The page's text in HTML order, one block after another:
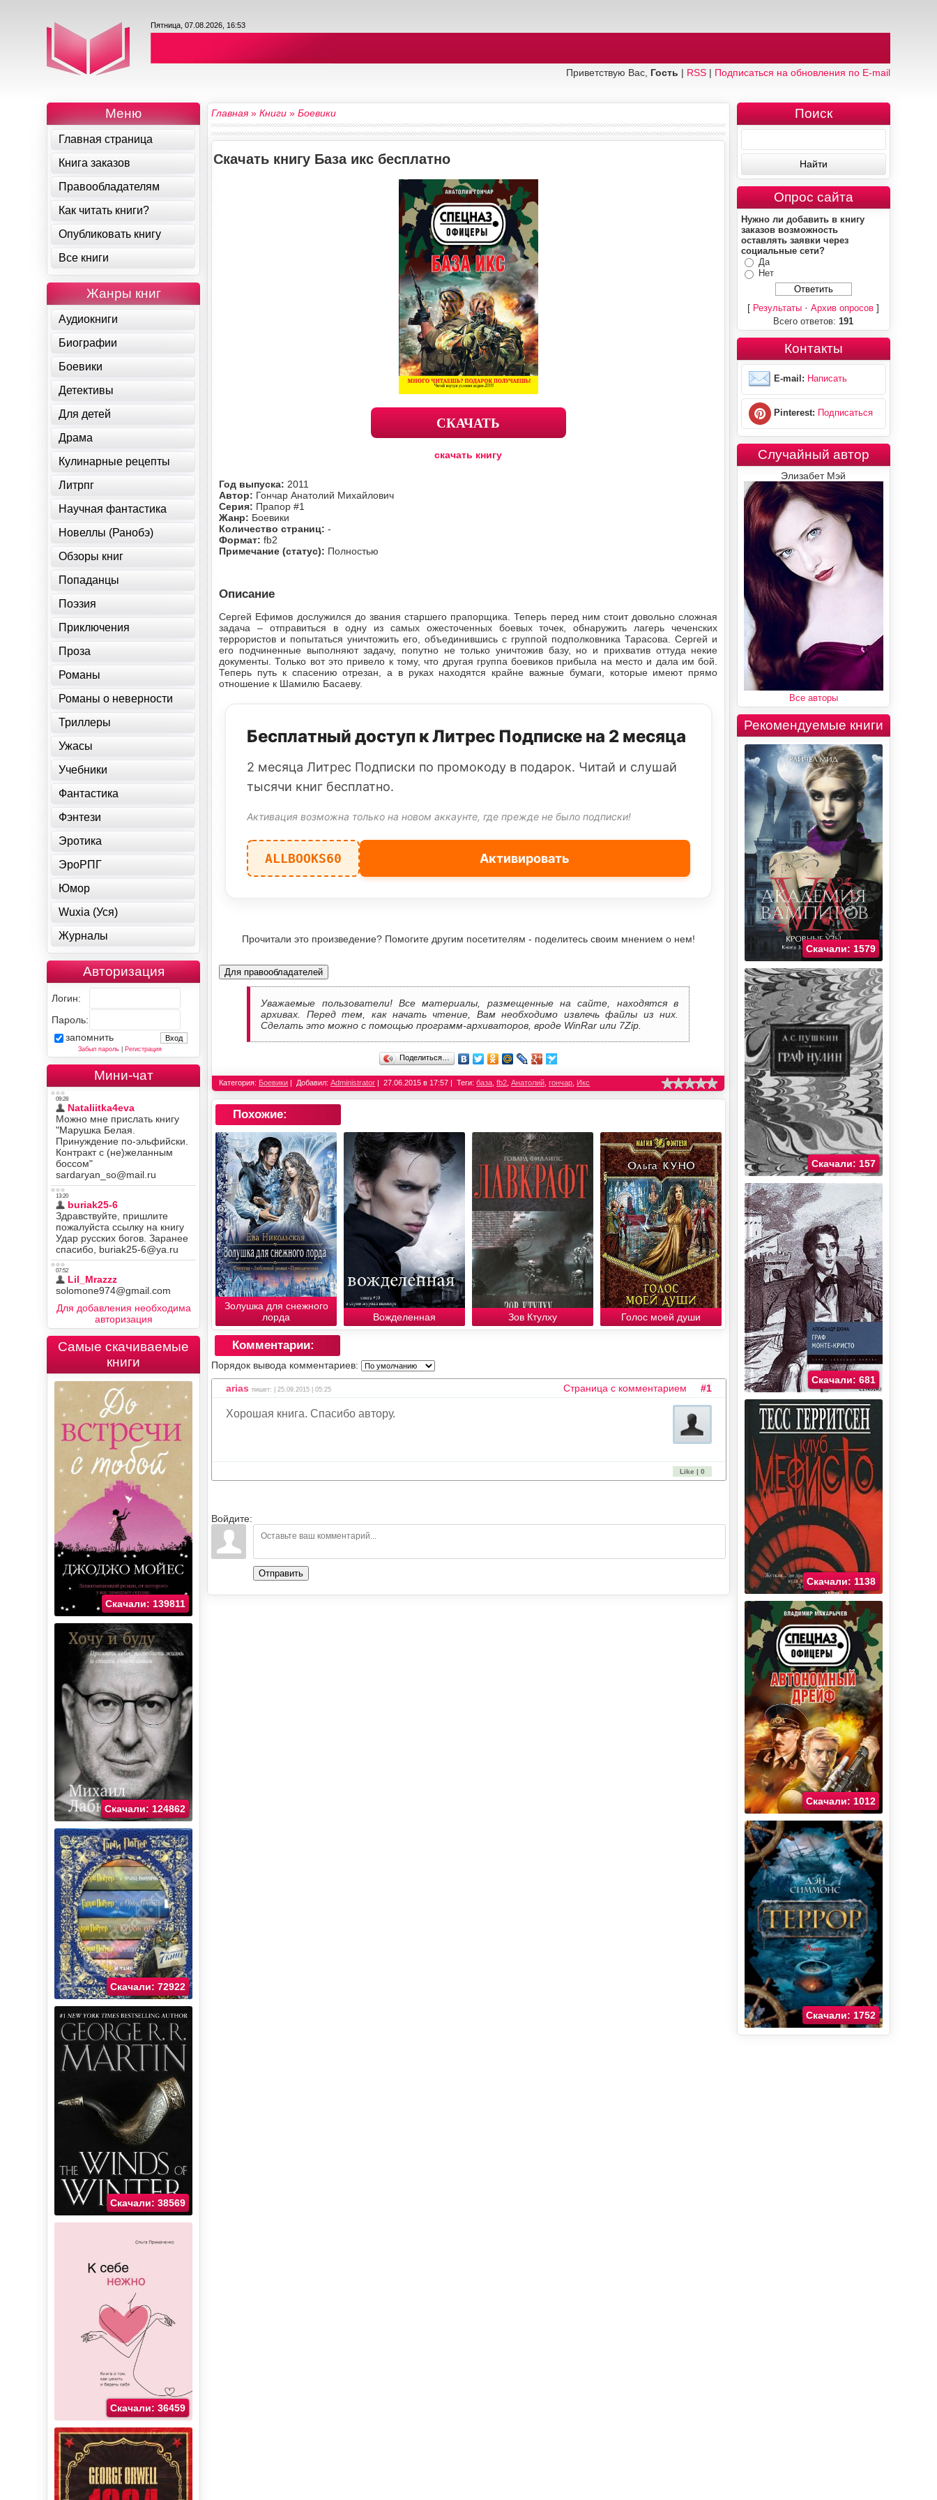
Пятница, 07.08.2026, 16:53
Приветствую Вас, Гость | RSS| Подписаться на обновления по E-mail
Главная»Книги »Боевики
Скачать книгу База икс бесплатно
СКАЧАТЬ
скачать книгу
Год выпуска: 2011
Автор: Гончар Анатолий Михайлович
Серия: Прапор #1
Жанр: Боевики
Количество страниц:-
Формат:fb2
Примечание (статус): Полностью
Описание
Сергей Ефимов дослужился до звания старшего прапорщика. Теперь перед ним стоит довольно сложная
задача – отправиться в одну из самых ожесточенных боевых точек, обнаружить лагерь чеченских
террористов и попытаться уничтожить его, объединившись с группой подполковника Тарасова. Сергей и
его подчиненные выполняют задачу, попутно не только уничтожив базу, но и прихватив оттуда некие
документы. Только вот это привело к тому, что другая группа боевиков прибыла на место и дала им бой.
Теперь путь к спасению отрезан, а в руках находятся крайне важные бумаги, которые имеют прямо
отношение к Шамилю Басаеву.
Бесплатный доступ к Литрес Подписке на 2 месяца
2 месяца Литрес Подписки по промокоду в подарок. Читай и слушай
тысячи книг бесплатно.
Активация возможна только на новом аккаунте, где прежде не было подписки!
ALLBOOKS60 Активировать
Прочитали это произведение? Помогите другим посетителям - поделитесь своим мнением о нем!
Для правообладателей
Уважаемые пользователи! Все материалы, размещенные на сайте, находятся в
архивах. Перед тем, как начать чтение, Вам необходимо извлечь файлы из них.
Сделать это можно с помощью программ-архиваторов, вроде WinRar или 7Zip.
Поделиться…
Категория: Боевики Добавил:Administrator 27.06.2015 в 17:57 Теги:база ,fb2 ,Анатолий ,гончар Икс
Похожие:
Золушка для снежного
лорда
Вожделенная Зов Ктулху Голос моей души
Комментарии:
Порядок вывода комментариев:
ariasпишет: | 25.09.2015 | 05:25 #1
Страница с комментарием
Хорошая книга. Спасибо автору.
Like | 0
Войдите:
Отправить
Меню
Главная страница
Книга заказов
Правообладателям
Как читать книги?
Опубликовать книгу
Все книги
Жанры книг
Аудиокниги
Биографии
Боевики
Детективы
Для детей
Драма
Кулинарные рецепты
Литрпг
Научная фантастика
Новеллы (Ранобэ)
Обзоры книг
Попаданцы
Поэзия
Приключения
Проза
Романы
Романы о неверности
Триллеры
Ужасы
Учебники
Фантастика
Фэнтези
Эротика
ЭроРПГ
Юмор
Wuxia (Уся)
Журналы
Авторизация
Логин:
Пароль:
запомнить
Забыл пароль| Регистрация
Мини-чат
Для добавления необходима
авторизация
Самые скачиваемые
книги
Скачали: 139811
Скачали: 124862
Скачали: 72922
Скачали: 38569
Скачали: 36459
Поиск
Опрос сайта
Нужно ли добавить в книгу
заказов возможность
оставлять заявки через
социальные сети?
Да
Нет
[ Результаты ·Архив опросов ]
Всего ответов: 191
Контакты
E-mail: Написать
Pinterest: Подписаться
Случайный автор
Элизабет Мэй
Все авторы
Рекомендуемые книги
Скачали: 1579
Скачали: 157
Скачали: 681
Скачали: 1138
Скачали: 1012
Скачали: 1752